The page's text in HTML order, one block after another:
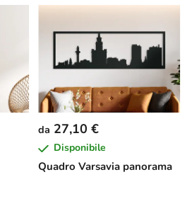
Quadro Varsavia panorama
da 27,10 €
Disponibile